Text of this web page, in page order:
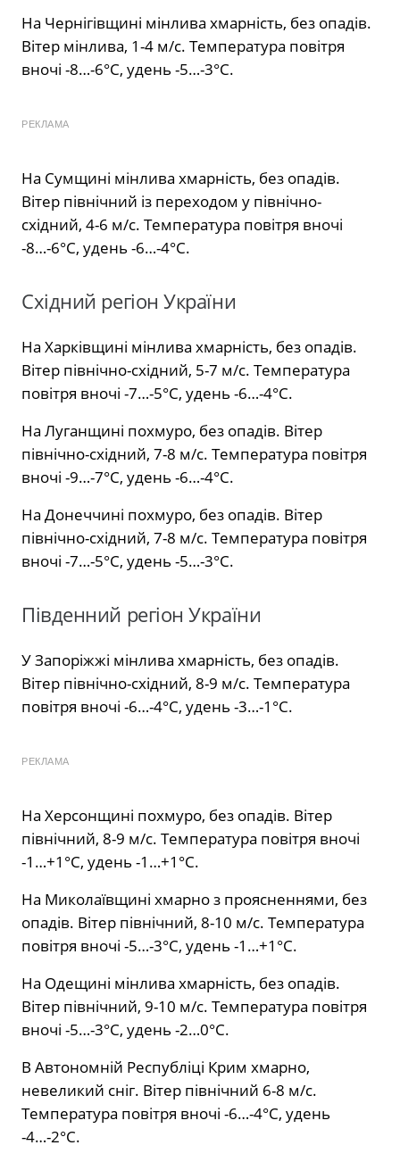
На Чернігівщині мінлива хмарність, без опадів.
Вітер мінлива, 1-4 м/с. Температура повітря
вночі -8…-6°С, удень -5…-3°С.
РЕКЛАМА
На Сумщині мінлива хмарність, без опадів.
Вітер північний із переходом у північно-
східний, 4-6 м/с. Температура повітря вночі
-8…-6°С, удень -6…-4°С.
Східний регіон України
На Харківщині мінлива хмарність, без опадів.
Вітер північно-східний, 5-7 м/с. Температура
повітря вночі -7…-5°С, удень -6…-4°С.
На Луганщині похмуро, без опадів. Вітер
північно-східний, 7-8 м/с. Температура повітря
вночі -9…-7°С, удень -6…-4°С.
На Донеччині похмуро, без опадів. Вітер
північно-східний, 7-8 м/с. Температура повітря
вночі -7…-5°С, удень -5…-3°С.
Південний регіон України
У Запоріжжі мінлива хмарність, без опадів.
Вітер північно-східний, 8-9 м/с. Температура
повітря вночі -6…-4°С, удень -3…-1°С.
РЕКЛАМА
На Херсонщині похмуро, без опадів. Вітер
північний, 8-9 м/с. Температура повітря вночі
-1…+1°С, удень -1…+1°С.
На Миколаївщині хмарно з проясненнями, без
опадів. Вітер північний, 8-10 м/с. Температура
повітря вночі -5…-3°С, удень -1…+1°С.
На Одещині мінлива хмарність, без опадів.
Вітер північний, 9-10 м/с. Температура повітря
вночі -5…-3°С, удень -2…0°С.
В Автономній Республіці Крим хмарно,
невеликий сніг. Вітер північний 6-8 м/с.
Температура повітря вночі -6…-4°С, удень
-4…-2°С.